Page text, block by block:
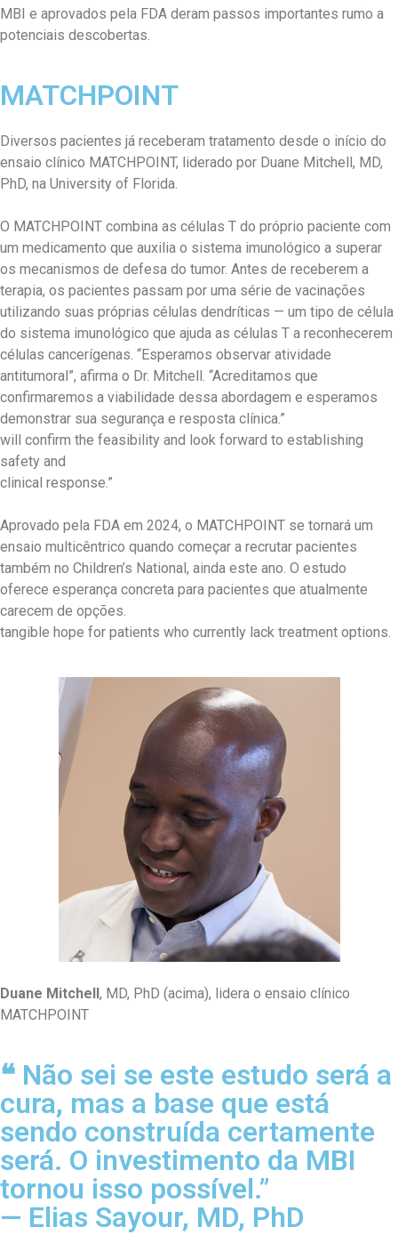
MBI e aprovados pela FDA deram passos importantes rumo a
potenciais descobertas.
MATCHPOINT
Diversos pacientes já receberam tratamento desde o início do
ensaio clínico MATCHPOINT, liderado por Duane Mitchell, MD,
PhD, na University of Florida.
O MATCHPOINT combina as células T do próprio paciente com
um medicamento que auxilia o sistema imunológico a superar
os mecanismos de defesa do tumor. Antes de receberem a
terapia, os pacientes passam por uma série de vacinações
utilizando suas próprias células dendríticas — um tipo de célula
do sistema imunológico que ajuda as células T a reconhecerem
células cancerígenas. “Esperamos observar atividade
antitumoral”, afirma o Dr. Mitchell. “Acreditamos que
confirmaremos a viabilidade dessa abordagem e esperamos
demonstrar sua segurança e resposta clínica.”
will confirm the feasibility and look forward to establishing
safety and
clinical response.”
Aprovado pela FDA em 2024, o MATCHPOINT se tornará um
ensaio multicêntrico quando começar a recrutar pacientes
também no Children’s National, ainda este ano. O estudo
oferece esperança concreta para pacientes que atualmente
carecem de opções.
tangible hope for patients who currently lack treatment options.
Duane Mitchell , MD, PhD (acima), lidera o ensaio clínico
MATCHPOINT
❝ Não sei se este estudo será a
cura, mas a base que está
sendo construída certamente
será. O investimento da MBI
tornou isso possível.”
— Elias Sayour, MD, PhD